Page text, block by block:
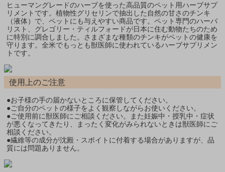
ヒューマングレードのハーブを使った高品質のペット用ハーブサプ
リメントです。植物性グリセリンで抽出した自然の甘さのチンキ
（液体）で、ペットにも与えやすい商品です。ペット専門のハーバ
リスト、グレゴリー・ティルフォードが日本に住む動物たちのため
に特別に調合しました。さまざまな種類のチンキがペットの健康を
守ります。全米でもっとも獣医師に使われているハーブサプリメン
トです。
使用上のご注意
●お子様の手の届かないところに保管してください。
●ご自分のペットの様子をよく観察しながらお使いください。
●ご使用前に獣医師にご相談ください。また妊娠中・授乳中・症状
が悪くなってきたり、まったく変化がみられないときは獣医師にご
相談ください。
●繊維等の成分が沈殿・スポイトに付着する場合がありますが、品
質には問題ありません。